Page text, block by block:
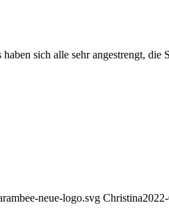
sich alle sehr angestrengt, die
neue-logo.svg Christina